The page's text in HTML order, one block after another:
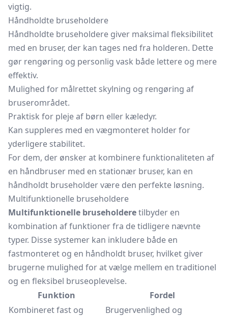
vigtig.
Håndholdte bruseholdere
Håndholdte bruseholdere giver maksimal fleksibilitet
med en bruser, der kan tages ned fra holderen. Dette
gør rengøring og personlig vask både lettere og mere
effektiv.
Mulighed for målrettet skylning og rengøring af
bruserområdet.
Praktisk for pleje af børn eller kæledyr.
Kan suppleres med en vægmonteret holder for
yderligere stabilitet.
For dem, der ønsker at kombinere funktionaliteten af
en håndbruser med en stationær bruser, kan en
håndholdt bruseholder være den perfekte løsning.
Multifunktionelle bruseholdere
Multifunktionelle bruseholderetilbyder en
kombination af funktioner fra de tidligere nævnte
typer. Disse systemer kan inkludere både en
fastmonteret og en håndholdt bruser, hvilket giver
brugerne mulighed for at vælge mellem en traditionel
og en fleksibel bruseoplevelse.
Funktion
Fordel
Kombineret fast og
Brugervenlighed og